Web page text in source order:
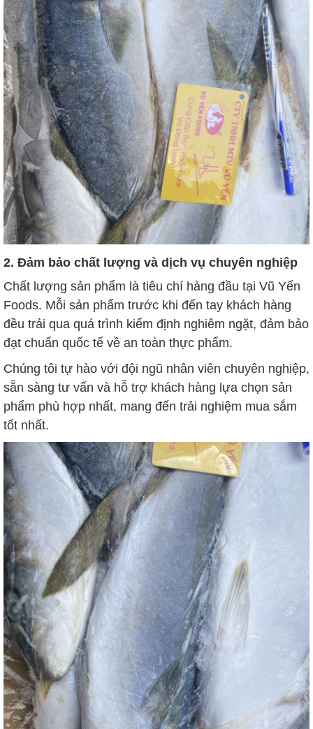
2. Đảm bảo chất lượng và dịch vụ chuyên nghiệp
Chất lượng sản phẩm là tiêu chí hàng đầu tại Vũ Yến
Foods. Mỗi sản phẩm trước khi đến tay khách hàng
đều trải qua quá trình kiểm định nghiêm ngặt, đảm bảo
đạt chuẩn quốc tế về an toàn thực phẩm.
Chúng tôi tự hào với đội ngũ nhân viên chuyên nghiệp,
sẵn sàng tư vấn và hỗ trợ khách hàng lựa chọn sản
phẩm phù hợp nhất, mang đến trải nghiệm mua sắm
tốt nhất.